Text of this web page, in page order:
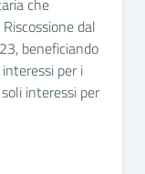
dal
beneficiando
per i
interessi per